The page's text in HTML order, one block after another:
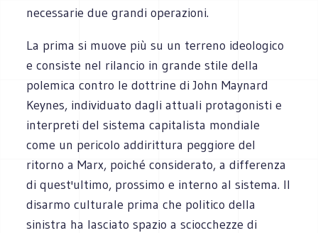
necessarie due grandi operazioni.
La prima si muove più su un terreno ideologico
e consiste nel rilancio in grande stile della
polemica contro le dottrine di John Maynard
Keynes, individuato dagli attuali protagonisti e
interpreti del sistema capitalista mondiale
come un pericolo addirittura peggiore del
ritorno a Marx, poiché considerato, a differenza
di quest'ultimo, prossimo e interno al sistema. Il
disarmo culturale prima che politico della
sinistra ha lasciato spazio a sciocchezze di